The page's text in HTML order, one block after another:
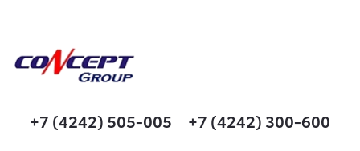
+7 (4242) 505-005 +7 (4242) 300-600